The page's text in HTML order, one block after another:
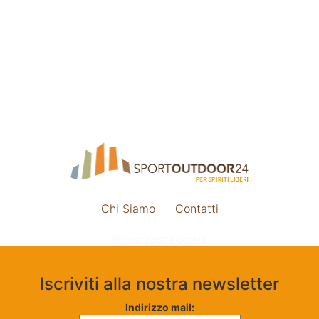
Chi Siamo Contatti
Iscriviti alla nostra newsletter
Indirizzo mail: